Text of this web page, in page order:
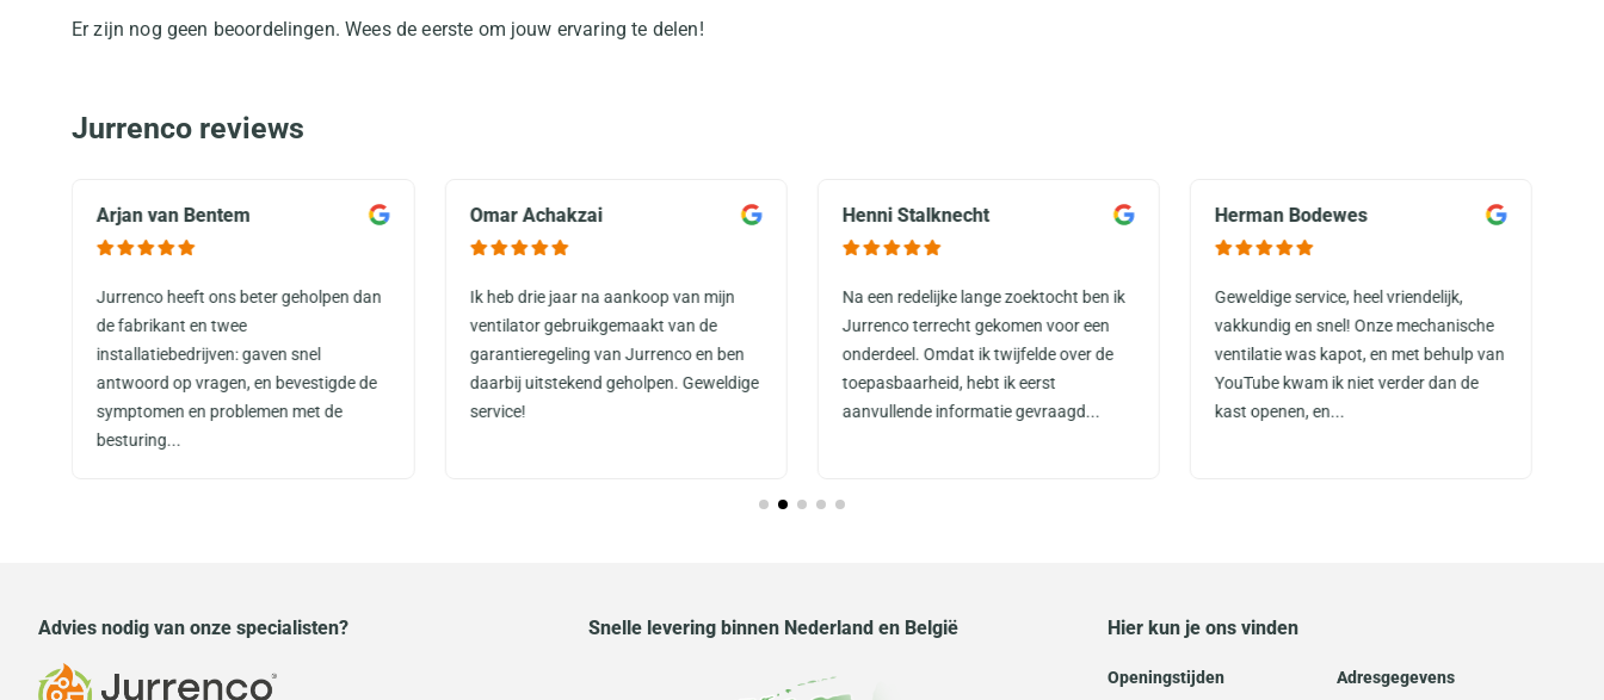
Er zijn nog geen beoordelingen. Wees de eerste om jouw ervaring te delen!
Jurrenco reviews
Arjan van Bentem
Jurrenco heeft ons beter geholpen dan
de fabrikant en twee
installatiebedrijven: gaven snel
antwoord op vragen, en bevestigde de
symptomen en problemen met de
besturing...
Omar Achakzai
Ik heb drie jaar na aankoop van mijn
ventilator gebruikgemaakt van de
garantieregeling van Jurrenco en ben
daarbij uitstekend geholpen. Geweldige
service!
Henni Stalknecht
Na een redelijke lange zoektocht ben ik
Jurrenco terrecht gekomen voor een
onderdeel. Omdat ik twijfelde over de
toepasbaarheid, hebt ik eerst
aanvullende informatie gevraagd...
Herman Bodewes
Geweldige service, heel vriendelijk,
vakkundig en snel! Onze mechanische
ventilatie was kapot, en met behulp van
YouTube kwam ik niet verder dan de
kast openen, en...
Advies nodig van onze specialisten? Snelle levering binnen Nederland en België Hier kun je ons vinden
Openingstijden
Adresgegevens